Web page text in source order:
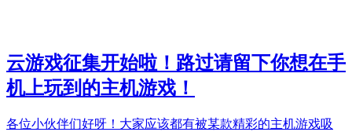
云游戏征集开始啦！路过请留下你想在手
机上玩到的主机游戏！
各位小伙伴们好呀！大家应该都有被某款精彩的主机游戏吸